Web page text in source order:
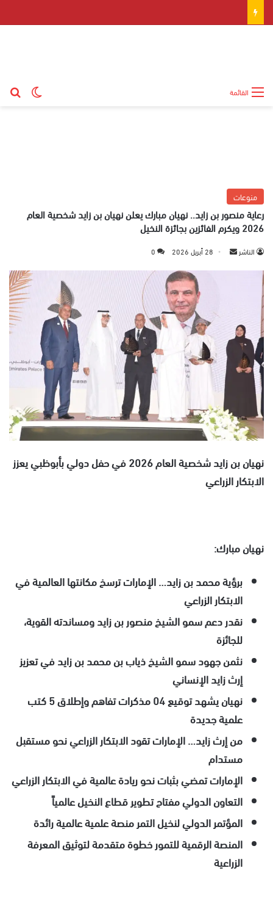
القائمة
منوعات
رعاية منصور بن زايد.. نهيان مبارك يعلن نهيان بن زايد شخصية العام
2026 ويكرم الفائزين بجائزة النخيل
الناشر
ي
د
ك
ت
ي
28 أبريل 2026 0
نهيان بن زايد شخصية العام 2026 في حفل دولي بأبوظبي يعزز
الابتكار الزراعي
نهيان مبارك:
برؤية محمد بن زايد… الإمارات ترسخ مكانتها العالمية في
الابتكار الزراعي
نقدر دعم سمو الشيخ منصور بن زايدومساندته القوية،
للجائزة
نثمنجهود سمو الشيخ ذياب بن محمد بن زايد في تعزيز
إرث زايد الإنساني
نهيان يشهد توقيع 04 مذكرات تفاهم وإطلاق 5 كتب
علمية جديدة
من إرث زايد… الإمارات تقود الابتكار الزراعي نحو مستقبل
مستدام
الإمارات تمضي بثبات نحو ريادة عالمية في الابتكار الزراعي
التعاون الدولي مفتاح تطوير قطاع النخيل عالمياً
المؤتمر الدولي لنخيل التمر منصة علمية عالمية رائدة
المنصة الرقمية للتمور خطوة متقدمة لتوثيق المعرفة
الزراعية